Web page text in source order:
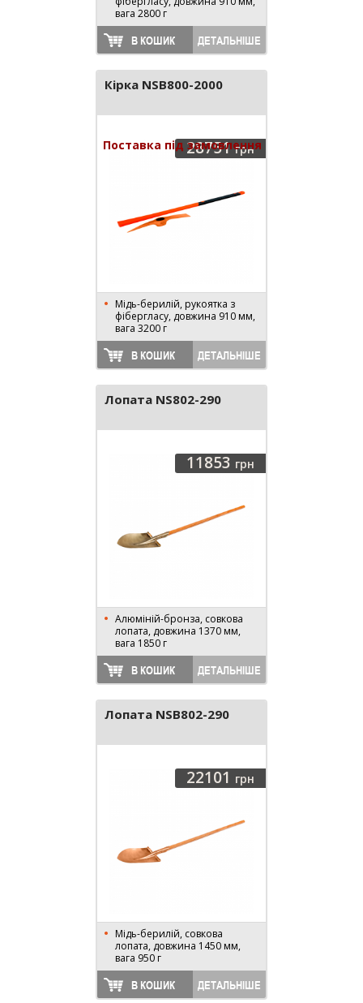
вага 2800 г
В КОШИК ДЕТАЛЬНІШЕ
Кірка NSB800-2000
28751грн
Поставка під замовлення
Мідь-берилій, рукоятка з
фібергласу, довжина 910 мм,
вага 3200 г
В КОШИК ДЕТАЛЬНІШЕ
Лопата NS802-290
11853 грн
Алюміній-бронза, совкова
лопата, довжина 1370 мм,
вага 1850 г
В КОШИК ДЕТАЛЬНІШЕ
Лопата NSB802-290
22101 грн
Мідь-берилій, совкова
лопата, довжина 1450 мм,
вага 950 г
В КОШИК ДЕТАЛЬНІШЕ